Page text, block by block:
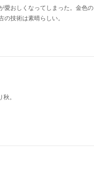
愛おしくなってしまった。金色の
技術は素晴らしい。
。